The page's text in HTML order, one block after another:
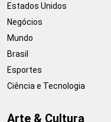
Estados Unidos
Negócios
Mundo
Brasil
Esportes
Ciência e Tecnologia
Arte & Cultura